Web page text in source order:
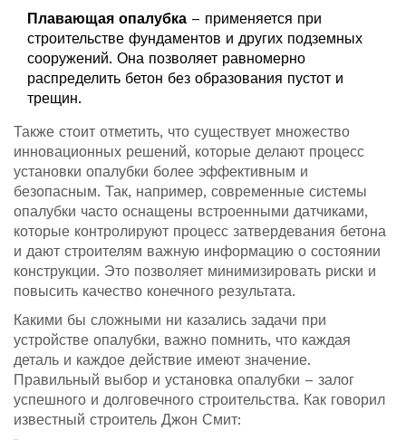
Плавающая опалубка – применяется при
строительстве фундаментов и других подземных
сооружений. Она позволяет равномерно
распределить бетон без образования пустот и
трещин.
Также стоит отметить, что существует множество
инновационных решений, которые делают процесс
установки опалубки более эффективным и
безопасным. Так, например, современные системы
опалубки часто оснащены встроенными датчиками,
которые контролируют процесс затвердевания бетона
и дают строителям важную информацию о состоянии
конструкции. Это позволяет минимизировать риски и
повысить качество конечного результата.
Какими бы сложными ни казались задачи при
устройстве опалубки, важно помнить, что каждая
деталь и каждое действие имеют значение.
Правильный выбор и установка опалубки – залог
успешного и долговечного строительства. Как говорил
известный строитель Джон Смит: